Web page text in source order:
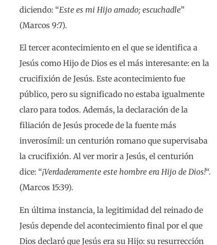
diciendo: “Este es mi Hijo amado; escuchadle”
(Marcos 9:7).
El tercer acontecimiento en el que se identifica a
Jesús como Hijo de Dios es el más interesante: en la
crucifixión de Jesús. Este acontecimiento fue
público, pero su significado no estaba igualmente
claro para todos. Además, la declaración de la
filiación de Jesús procede de la fuente más
inverosímil: un centurión romano que supervisaba
la crucifixión. Al ver morir a Jesús, el centurión
dice: “¡Verdaderamente este hombre era Hijo de Dios!“.
(Marcos 15:39).
En última instancia, la legitimidad del reinado de
Jesús depende del acontecimiento final por el que
Dios declaró que Jesús era su Hijo: su resurrección